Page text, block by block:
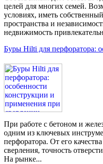
целей для многих семей.
условиях, иметь
пространства и
недвижимость
Буры Hilti для перфоратора:
При работе с бетоном и
одним из ключевых
перфоратора. От его
сверления, точность
На рынке...